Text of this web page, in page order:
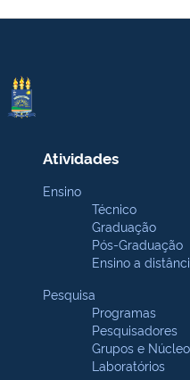
Atividades
Ensino
Técnico
Graduação
Pós-Graduação
Ensino a
Pesquisa
Programas
Pesquisadores
Grupos e
Laboratórios